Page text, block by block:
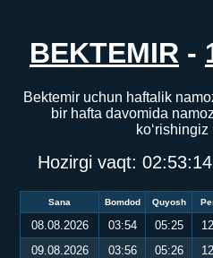
BEKTEMIR -
Bektemir uchun haftalik
bir hafta davomida
Hozirgi vaqt: 02:53:15
Sana Bomdod Quyosh
08.08.2026 03:54 05:25
09.08.2026
03:56 05:26